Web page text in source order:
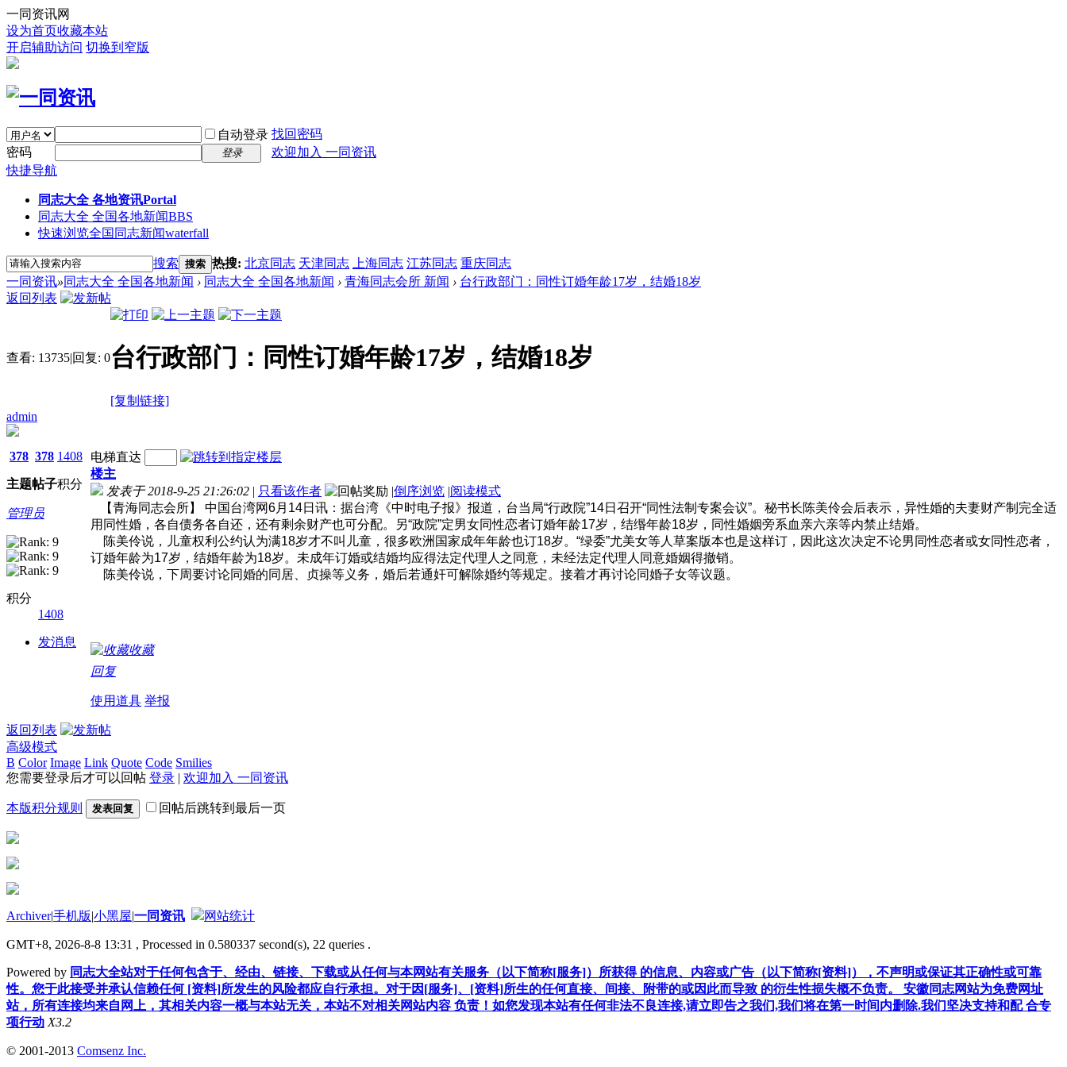
一同资讯网
设为首页收藏本站
开启辅助访问 切换到窄版
自动登录 找回密码
密码
登录
欢迎加入 一同资讯
快捷导航
同志大全 各地资讯Portal
同志大全 全国各地新闻BBS
快速浏览全国同志新闻waterfall
搜索 搜索 热搜: 北京同志 天津同志 上海同志 江苏同志 重庆同志
一同资讯»同志大全 全国各地新闻 › 同志大全 全国各地新闻 › 青海同志会所 新闻 › 台行政部门：同性订婚年龄17岁，结婚18岁
返回列表
查看: 13735|回复: 0台行政部门：同性订婚年龄17岁，结婚18岁
[复制链接]
admin
378
主题
378
帖子
1408
积分
管理员
积分
1408
发消息
电梯直达
楼主
发表于 2018-9-25 21:26:02 | 只看该作者 |倒序浏览 |阅读模式
【青海同志会所】 中国台湾网6月14日讯：据台湾《中时电子报》报道，台当局“行政院”14日召开“同性法制专案会议”。秘书长陈美伶会后表示，异性婚的夫妻财产制完全适
用同性婚，各自债务各自还，还有剩余财产也可分配。另“政院”定男女同性恋者订婚年龄17岁，结缗年龄18岁，同性婚姻旁系血亲六亲等内禁止结婚。
陈美伶说，儿童权利公约认为满18岁才不叫儿童，很多欧洲国家成年年龄也订18岁。“绿委”尤美女等人草案版本也是这样订，因此这次决定不论男同性恋者或女同性恋者，
订婚年龄为17岁，结婚年龄为18岁。未成年订婚或结婚均应得法定代理人之同意，未经法定代理人同意婚姻得撤销。
陈美伶说，下周要讨论同婚的同居、贞操等义务，婚后若通奸可解除婚约等规定。接着才再讨论同婚子女等议题。
收藏
回复
使用道具 举报
返回列表
高级模式
B Color Image Link Quote Code Smilies
您需要登录后才可以回帖 登录 | 欢迎加入 一同资讯
本版积分规则 发表回复 回帖后跳转到最后一页
Archiver|手机版|小黑屋|一同资讯 网站统计
GMT+8, 2026-8-8 13:31 , Processed in 0.580337 second(s), 22 queries .
Powered by 同志大全站对于任何包含于、经由、链接、下载或从任何与本网站有关服务（以下简称[服务]）所获得 的信息、内容或广告（以下简称[资料]），不声明或保证其正确性或可靠
性。您于此接受并承认信赖任何 [资料]所发生的风险都应自行承担。对于因[服务]、[资料]所生的任何直接、间接、附带的或因此而导致 的衍生性损失概不负责。 安徽同志网站为免费网址
站，所有连接均来自网上，其相关内容一概与本站无关，本站不对相关网站内容 负责！如您发现本站有任何非法不良连接,请立即告之我们,我们将在第一时间内删除.我们坚决支持和配 合专
项行动 X3.2
© 2001-2013 Comsenz Inc.